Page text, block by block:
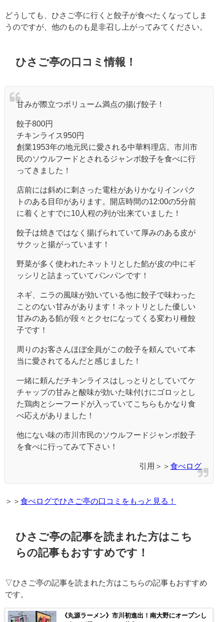
どうしても、ひさご亭に行くと餃子が食べたくなってしま
うのですが、他のものも是非召し上がってみてください。
ひさご亭の口コミ情報！
甘みが際立つボリューム満点の揚げ餃子！
餃子800円
チキンライス950円
創業1953年の地元民に愛される中華料理店。市川市
民のソウルフードとされるジャンボ餃子を食べに行
ってきました！
店前には斜めに刺さった電柱がありかなりインパク
トのある目印があります。開店時間の12:00の5分前
に着くとすでに10 人程の列が出来ていました！
餃子は焼きではなく揚げられていて厚みのある皮が
サクッと揚がっています！
野菜が多く使われたネットリとした餡が皮の中にギ
ッシリと詰まっていてパンパンです！
ネギ、ニラの風味が効いている他に餃子で味わった
ことのない甘みがあります！ネットリとした優しい
甘みのある餡が段々とクセになってくる変わり種餃
子です！
周りのお客さんほぼ全員がこの餃子を頼んでいて本
当に愛されてるんだと感じました！
一緒に頼んだチキンライスはしっとりとしていてケ
チャップの甘みと酸味が効いた味付けにゴロッとし
た鶏肉とシーフードが入っていてこちらもかなり食
べ応えがありました！
他にない味の市川市民のソウルフードジャンボ餃子
を食べに行ってみて下さい！
引用＞＞ 食べログ
＞＞ 食べログでひさご亭の口コミをもっと見る！
ひさご亭の記事を読まれた方はこち
らの記事もおすすめです！
▽ひさご亭の記事を読まれた方はこちらの記事もおすすめ
です。
《丸源ラーメン》市川初進出！南大野にオープンし